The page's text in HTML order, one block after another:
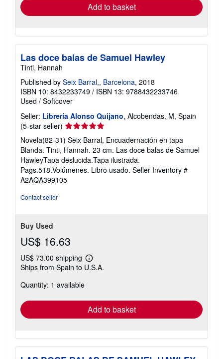
Add to basket
Las doce balas de Samuel Hawley
Tinti, Hannah
Published by Seix Barral,, Barcelona, 2018
ISBN 10: 8432233749 / ISBN 13: 9788432233746
Used / Softcover
Seller: Librería Alonso Quijano, Alcobendas, M, Spain
(5-star seller) Seller
rating
5
out
of
5
stars
Novela(82-31) Seix Barral, Encuadernación en tapa
Blanda. Tinti, Hannah. 23 cm. Las doce balas de Samuel
HawleyTapa deslucida.Tapa ilustrada.
Pags.518.Volúmenes. Libro usado. Seller Inventory #
A2AQA399105
Contact seller
Buy Used
US$ 16.63
US$ 73.00 shipping
Learn
more
Ships from Spain to U.S.A.
Quantity: 1 available
Add to basket